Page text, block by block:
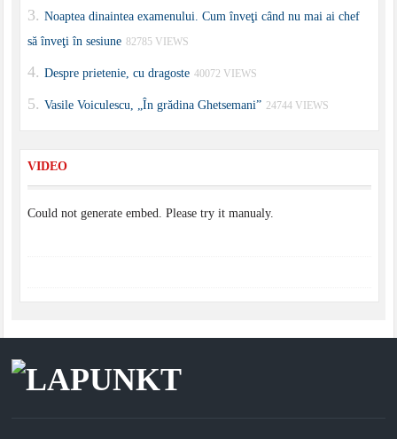
Noaptea dinaintea examenului. Cum înveţi când nu mai ai chef
să înveţi în sesiune 82785 VIEWS
Despre prietenie, cu dragoste 40072 VIEWS
Vasile Voiculescu, „În grădina Ghetsemani” 24744 VIEWS
VIDEO
Could not generate embed. Please try it manualy.